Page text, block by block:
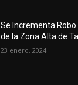
Se Incrementa
de la Zona Alta de
23 enero, 2024